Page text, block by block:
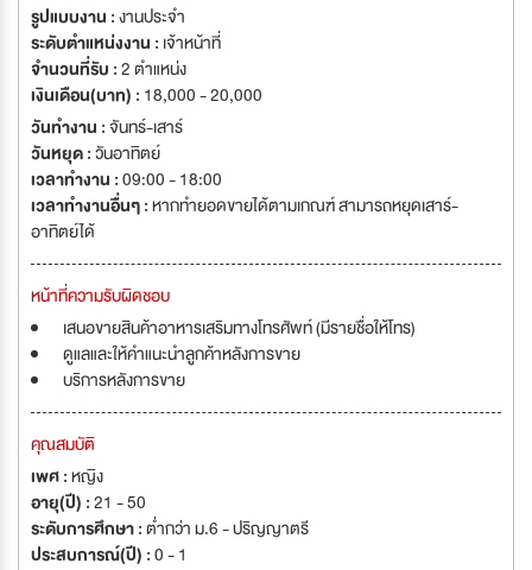
รูปแบบงาน :งานประจำ
ระดับตำแหน่งงาน : เจ้าหน้าที่
จำนวนที่รับ :2 ตำแหน่ง
เงินเดือน(บาท) : 18,000 - 20,000
วันทำงาน :จันทร์-เสาร์
วันหยุด :วันอาทิตย์
เวลาทำงาน :09:00 - 18:00
เวลาทำงานอื่นๆ :หากทำยอดขายได้ตามเกณฑ์ สามารถหยุดเสาร์-
อาทิตย์ได้
หน้าที่ความรับผิดชอบ
เสนอขายสินค้าอาหารเสริมทางโทรศัพท์ (มีรายชื่อให้โทร)
ดูแลและให้คำแนะนำลูกค้าหลังการขาย
บริการหลังการขาย
คุณสมบัติ
เพศ :หญิง
อายุ(ปี) :21 - 50
ระดับการศึกษา :ต่ำกว่า ม.6 - ปริญญาตรี
ประสบการณ์(ปี) :0 - 1